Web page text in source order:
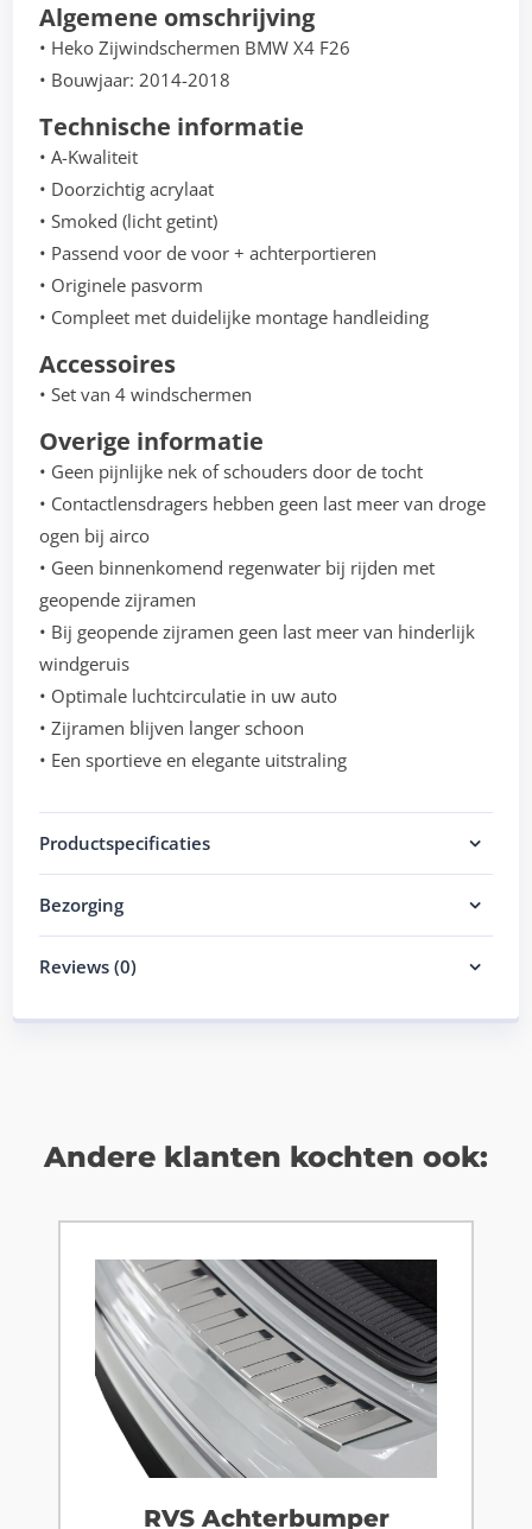
Algemene omschrijving
• Heko Zijwindschermen BMW X4 F26
• Bouwjaar: 2014-2018
Technische informatie
• A-Kwaliteit
• Doorzichtig acrylaat
• Smoked (licht getint)
• Passend voor de voor + achterportieren
• Originele pasvorm
• Compleet met duidelijke montage handleiding
Accessoires
• Set van 4 windschermen
Overige informatie
• Geen pijnlijke nek of schouders door de tocht
• Contactlensdragers hebben geen last meer van droge
ogen bij airco
• Geen binnenkomend regenwater bij rijden met
geopende zijramen
• Bij geopende zijramen geen last meer van hinderlijk
windgeruis
• Optimale luchtcirculatie in uw auto
• Zijramen blijven langer schoon
• Een sportieve en elegante uitstraling
Productspecificaties
Bezorging
Reviews (0)
Andere klanten kochten ook:
RVS Achterbumper